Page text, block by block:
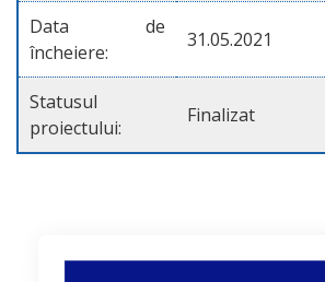
Data de
încheiere:
31.05.2021
Statusul
proiectului:
Finalizat